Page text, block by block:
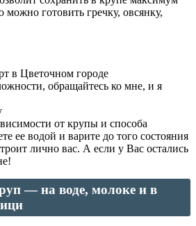
готовить гречку, овсянку,
в Цветочном городе
обращайтесь ко мне, и я
от крупы и способа
ее водой и варите до того состояния
лично вас. А если у Вас остались
— на воде, молоке и в